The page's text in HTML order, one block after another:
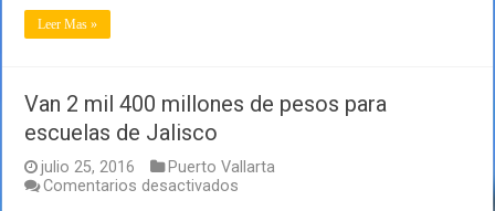
Leer Mas »
Van 2 mil 400 millones de pesos para
escuelas de Jalisco
julio 25, 2016
Puerto Vallarta
Comentarios desactivados